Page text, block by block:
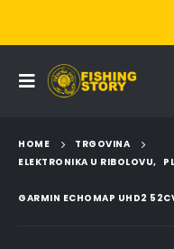
HOME
TRGOVINA
ELEKTRONIKA U RIBOLOVU,
GARMIN ECHOMAP UHD2